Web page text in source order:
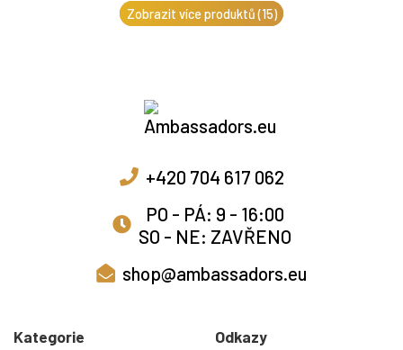
Zobrazit více produktů (15)
+420 704 617 062
PO - PÁ: 9 - 16:00
SO - NE: ZAVŘENO
shop@ambassadors.eu
Kategorie Odkazy